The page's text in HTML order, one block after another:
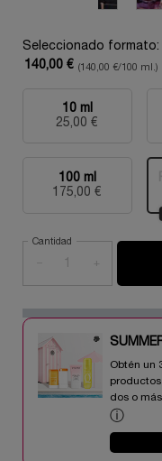
Seleccionado formato:
140,00 € (140,00 €/100 ml.)
Selecionado
10 ml
25,00 €
, 1 of 5
Selecionado
100 ml
175,00 €
, 4 of 5
Cantidad
+
Obtén un
dos o
ⓘ